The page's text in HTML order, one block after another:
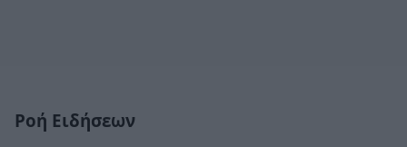
Ροή Ειδήσεων